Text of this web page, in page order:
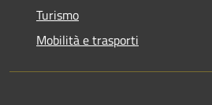
Turismo
Mobilità e trasporti